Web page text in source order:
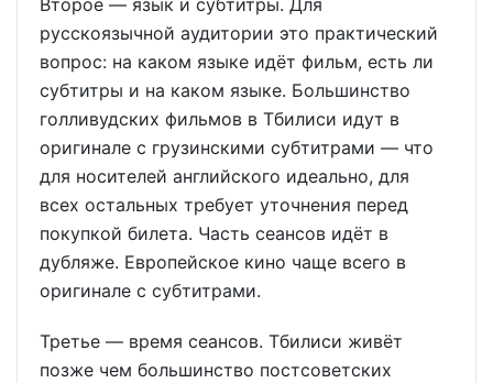
русскоязычной аудитории это практический
вопрос: на каком языке идёт фильм, есть ли
субтитры и на каком языке. Большинство
голливудских фильмов в Тбилиси идут в
оригинале с грузинскими субтитрами — что
для носителей английского идеально, для
всех остальных требует уточнения перед
покупкой билета. Часть сеансов идёт в
дубляже. Европейское кино чаще всего в
оригинале с субтитрами.
Третье — время сеансов. Тбилиси живёт
позже чем большинство постсоветских